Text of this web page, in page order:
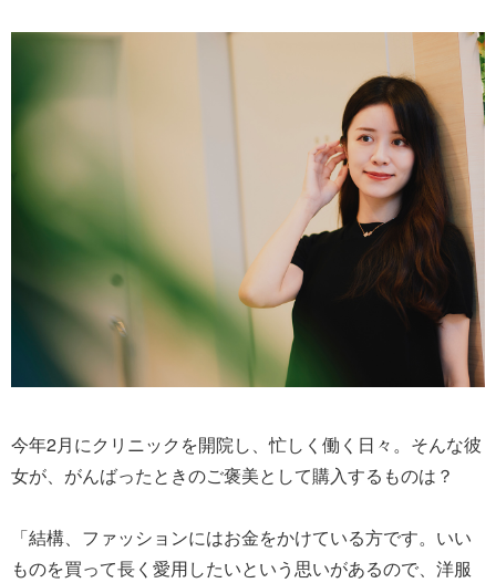
今年2月にクリニックを開院し、忙しく働く日々。そんな彼
女が、がんばったときのご褒美として購入するものは？
「結構、ファッションにはお金をかけている方です。いい
ものを買って長く愛用したいという思いがあるので、洋服